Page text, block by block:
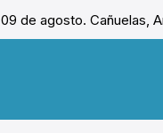
09 de agosto. Cañuelas,